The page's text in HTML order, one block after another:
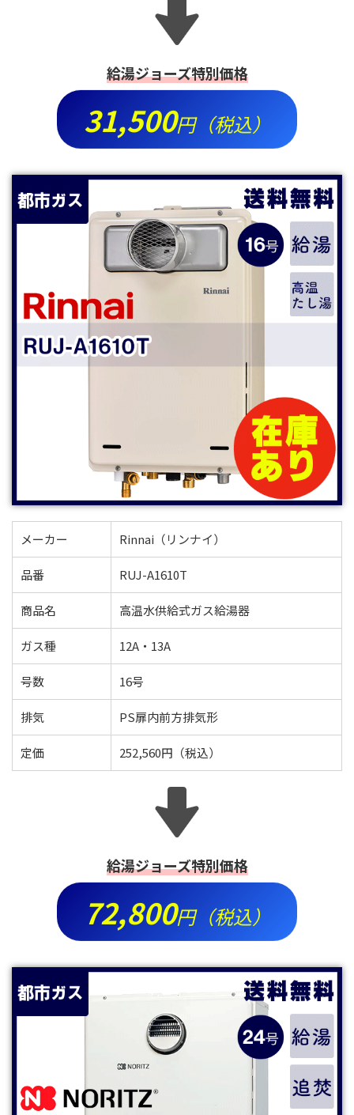
給湯ジョーズ特別価格
31,500円（税込）
メーカー Rinnai（リンナイ）
品番 RUJ-A1610T
商品名 高温水供給式ガス給湯器
ガス種 12A・13A
号数 16号
排気 PS扉内前方排気形
定価 252,560円（税込）
給湯ジョーズ特別価格
72,800円（税込）